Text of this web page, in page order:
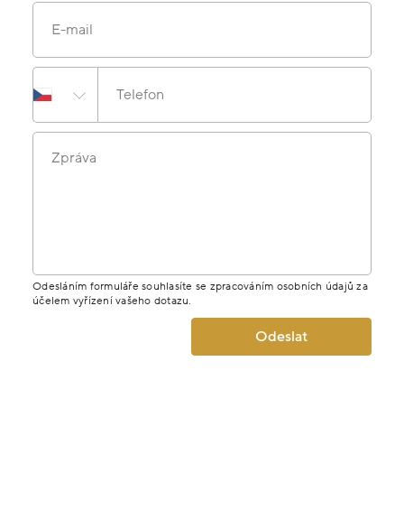
E-mail
Telefon
Zpráva
Odesláním formuláře souhlasíte se zpracováním osobních údajů za
účelem vyřízení vašeho dotazu.
Odeslat